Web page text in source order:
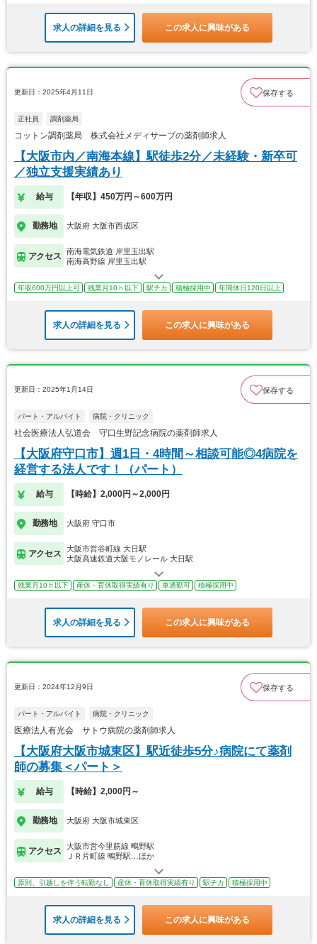
求人の詳細を見る この求人に興味がある
更新日：2025年4月11日 保存する
正社員 調剤薬局
コットン調剤薬局 株式会社メディサーブの薬剤師求人
【大阪市内／南海本線】駅徒歩2分／未経験・新卒可
／独立支援実績あり
給与 【年収】450万円～600万円
勤務地 大阪府 大阪市西成区
アクセス
南海電気鉄道 岸里玉出駅
南海高野線 岸里玉出駅
年収600万円以上可 残業月10ｈ以下 駅チカ 積極採用中 年間休日120日以上
求人の詳細を見る この求人に興味がある
更新日：2025年1月14日 保存する
パート・アルバイト 病院・クリニック
社会医療法人弘道会 守口生野記念病院の薬剤師求人
【大阪府守口市】週1日・4時間～相談可能◎4病院を
経営する法人です！（パート）
給与 【時給】2,000円～2,000円
勤務地 大阪府 守口市
アクセス
大阪市営谷町線 大日駅
大阪高速鉄道大阪モノレール 大日駅
残業月10ｈ以下 産休・育休取得実績有り 車通勤可 積極採用中
求人の詳細を見る この求人に興味がある
更新日：2024年12月9日 保存する
パート・アルバイト 病院・クリニック
医療法人有光会 サトウ病院の薬剤師求人
【大阪府大阪市城東区】駅近徒歩5分♪病院にて薬剤
師の募集＜パート＞
給与 【時給】2,000円～
勤務地 大阪府 大阪市城東区
アクセス
大阪市営今里筋線 鴫野駅
ＪＲ片町線 鴫野駅…ほか
原則、引越しを伴う転勤なし 産休・育休取得実績有り 駅チカ 積極採用中
求人の詳細を見る この求人に興味がある